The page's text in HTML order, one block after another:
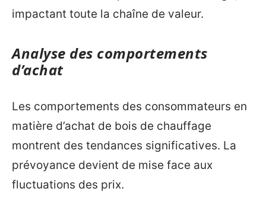
impactant toute la chaîne de valeur.
Analyse des comportements
d’achat
Les comportements des consommateurs en
matière d’achat de bois de chauffage
montrent des tendances significatives. La
prévoyance devient de mise face aux
fluctuations des prix.